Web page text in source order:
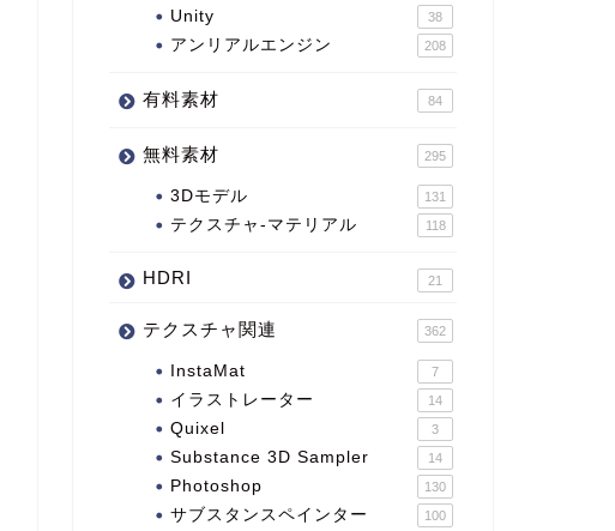
Unity 38
アンリアルエンジン 208
有料素材 84
無料素材 295
3Dモデル 131
テクスチャ-マテリアル 118
HDRI 21
テクスチャ関連 362
InstaMat 7
イラストレーター 14
Quixel 3
Substance 3D Sampler 14
Photoshop 130
サブスタンスペインター 100